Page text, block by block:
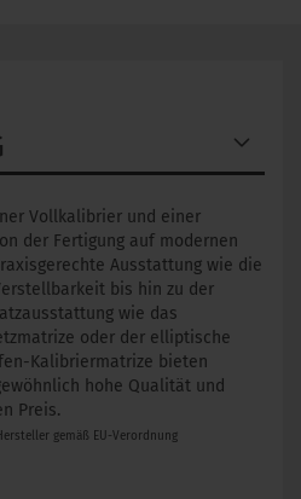
Vollkalibrier und einer
der Fertigung auf modernen
Ausstattung wie die
bis hin zu der
wie das
oder der elliptische
Kalibriermatrize bieten
hohe Qualität und
Preis.
gemäß EU-Verordnung